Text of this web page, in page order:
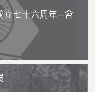
立七十六周年—會